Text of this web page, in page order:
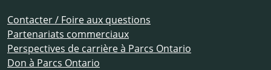
Contacter / Foire aux questions
Partenariats commerciaux
Perspectives de carrière à Parcs Ontario
Don à Parcs Ontario